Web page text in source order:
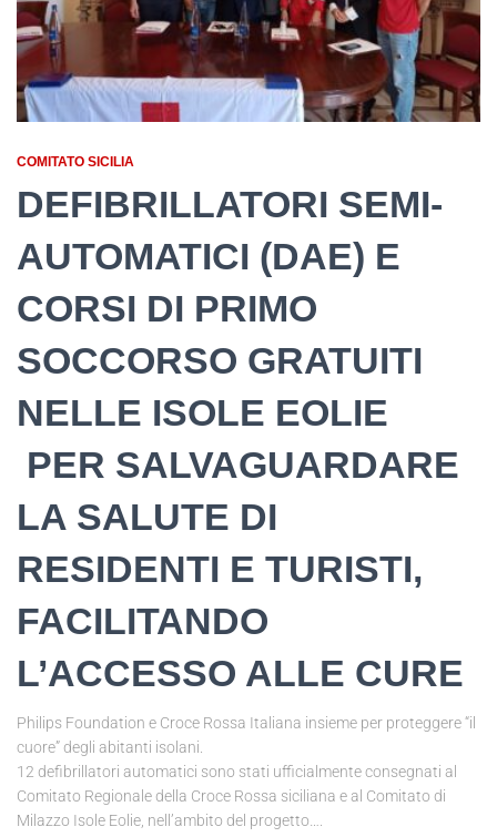
COMITATO SICILIA
DEFIBRILLATORI SEMI-
AUTOMATICI (DAE) E
CORSI DI PRIMO
SOCCORSO GRATUITI
NELLE ISOLE EOLIE
PER SALVAGUARDARE
LA SALUTE DI
RESIDENTI E TURISTI,
FACILITANDO
L’ACCESSO ALLE CURE
Philips Foundation e Croce Rossa Italiana insieme per proteggere “il
cuore” degli abitanti isolani.
12 defibrillatori automatici sono stati ufficialmente consegnati al
Comitato Regionale della Croce Rossa siciliana e al Comitato di
Milazzo Isole Eolie, nell’ambito del progetto….